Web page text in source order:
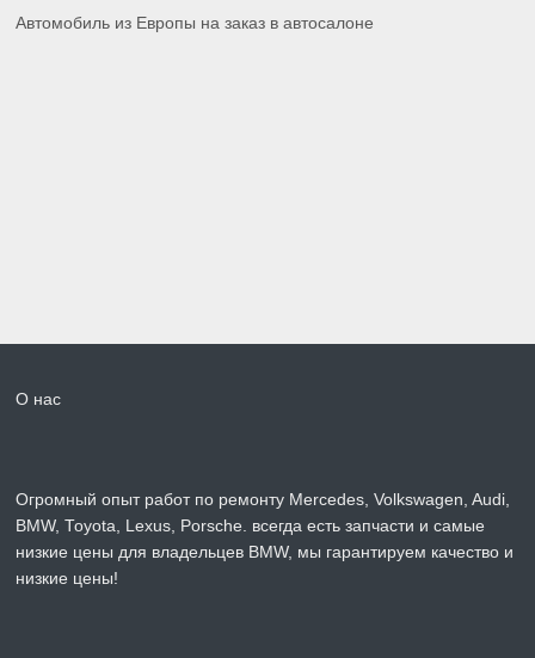
Автомобиль из Европы на заказ в автосалоне
О нас
Огромный опыт работ по ремонту Mercedes, Volkswagen, Audi,
BMW, Toyota, Lexus, Porsche. всегда есть запчасти и самые
низкие цены для владельцев BMW, мы гарантируем качество и
низкие цены!